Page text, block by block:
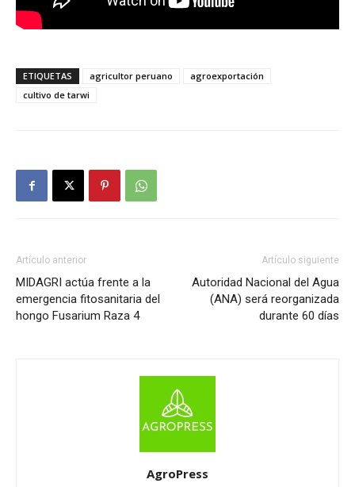
ETIQUETAS agricultor peruano
agroexportación
cultivo de tarwi
Artículo anterior
MIDAGRI actúa frente a la
emergencia fitosanitaria del
hongo Fusarium Raza 4
Artículo siguiente
Autoridad Nacional del Agua
(ANA) será reorganizada
durante 60 días
AgroPress